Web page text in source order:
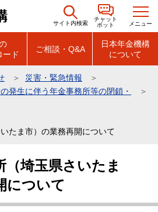
サイト内検索
チャット
ボット
メニュー
ード
ご相談・Q&A
日本年金機構
について
災害・緊急情報
発生に伴う年金事務所等の閉鎖・
たま市）の業務再開について
（埼玉県さいたま
について